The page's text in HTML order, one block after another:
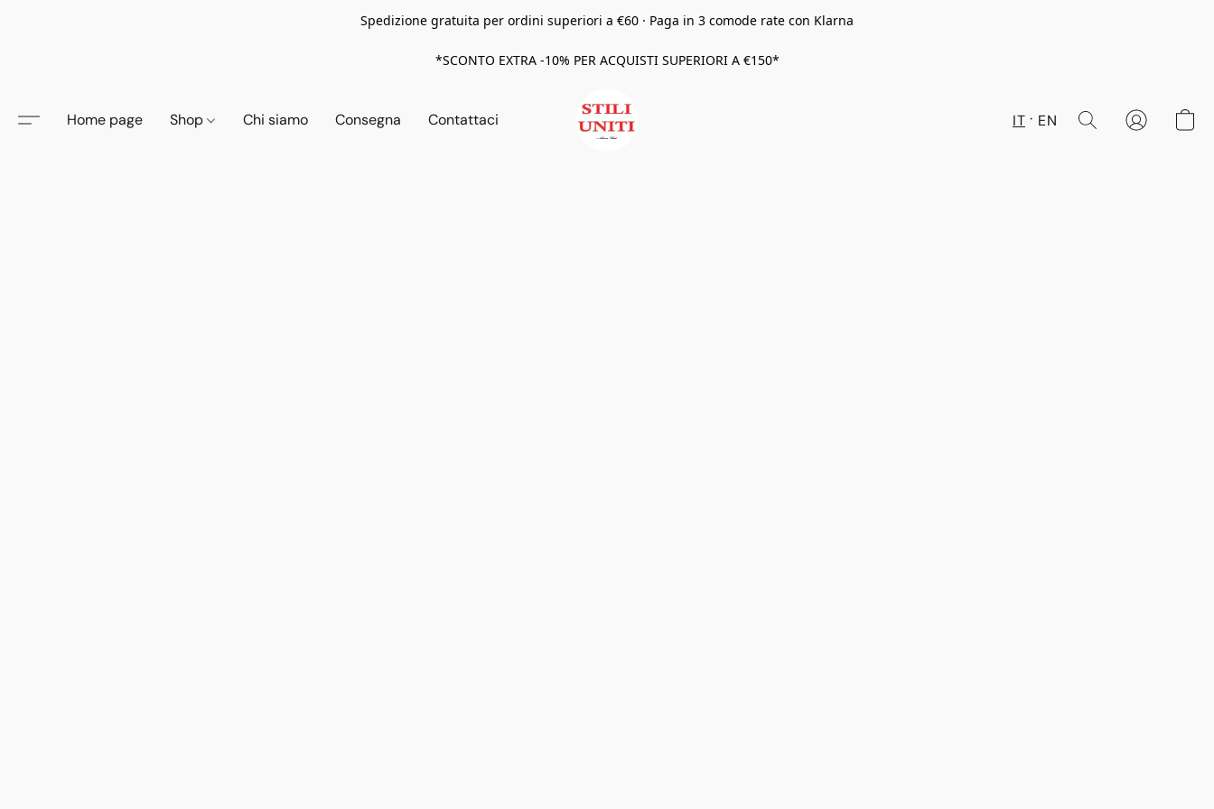
Spedizione gratuita per ordini superiori a €60 · Paga in 3 comode rate con Klarna
*SCONTO EXTRA -10% PER ACQUISTI SUPERIORI A €150*
Home page Shop Chi siamo Consegna Contattaci IT EN